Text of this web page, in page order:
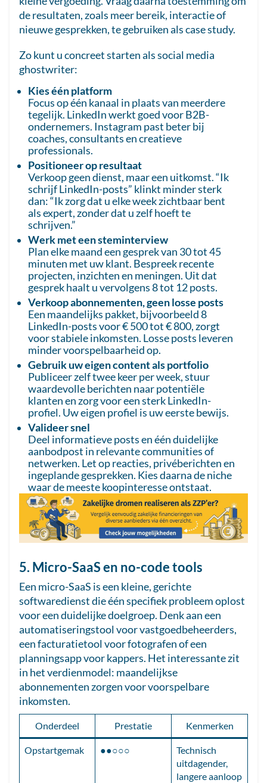
de resultaten, zoals meer bereik, interactie of
nieuwe gesprekken, te gebruiken als case study.
Zo kunt u concreet starten als social media
ghostwriter:
Kies één platform
Focus op één kanaal in plaats van meerdere
tegelijk. LinkedIn werkt goed voor B2B-
ondernemers. Instagram past beter bij
coaches, consultants en creatieve
professionals.
Positioneer op resultaat
Verkoop geen dienst, maar een uitkomst. “Ik
schrijf LinkedIn-posts” klinkt minder sterk
dan: “Ik zorg dat u elke week zichtbaar bent
als expert, zonder dat u zelf hoeft te
schrijven.”
Werk met een steminterview
Plan elke maand een gesprek van 30 tot 45
minuten met uw klant. Bespreek recente
projecten, inzichten en meningen. Uit dat
gesprek haalt u vervolgens 8 tot 12 posts.
Verkoop abonnementen, geen losse posts
Een maandelijks pakket, bijvoorbeeld 8
LinkedIn-posts voor € 500 tot € 800, zorgt
voor stabiele inkomsten. Losse posts leveren
minder voorspelbaarheid op.
Gebruik uw eigen content als portfolio
Publiceer zelf twee keer per week, stuur
waardevolle berichten naar potentiële
klanten en zorg voor een sterk LinkedIn-
profiel. Uw eigen profiel is uw eerste bewijs.
Valideer snel
Deel informatieve posts en één duidelijke
aanbodpost in relevante communities of
netwerken. Let op reacties, privéberichten en
ingeplande gesprekken. Kies daarna de niche
waar de meeste koopinteresse ontstaat.
5. Micro-SaaS en no-code tools
Een micro-SaaS is een kleine, gerichte
softwaredienst die één specifiek probleem oplost
voor een duidelijke doelgroep. Denk aan een
automatiseringstool voor vastgoedbeheerders,
een facturatietool voor fotografen of een
planningsapp voor kappers. Het interessante zit
in het verdienmodel: maandelijkse
abonnementen zorgen voor voorspelbare
inkomsten.
Onderdeel Prestatie Kenmerken
Opstartgemak ●●○○○
Technisch
uitdagender,
langere aanloop